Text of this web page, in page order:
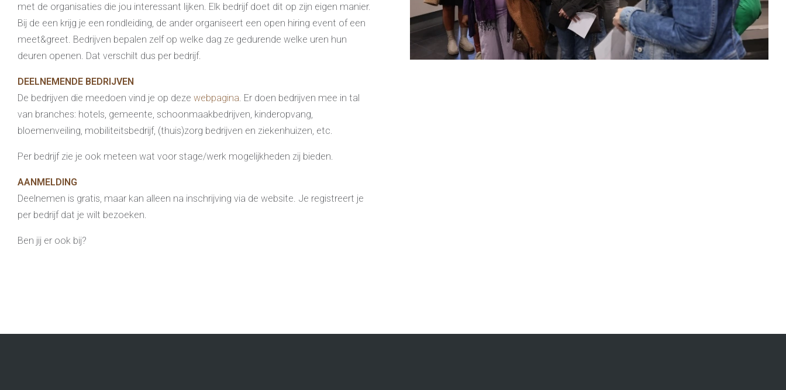
Aanvraag brochure 2026
Aanvraag hand-out LeerWerkburo
Werkgevers
Budgetcoaching on the job
met de organisaties die jou interessant lijken. Elk bedrijf doet dit op zijn eigen manier.
Bij de een krijg je een rondleiding, de ander organiseert een open hiring event of een
meet&greet. Bedrijven bepalen zelf op welke dag ze gedurende welke uren hun
deuren openen. Dat verschilt dus per bedrijf.
DEELNEMENDE BEDRIJVEN
De bedrijven die meedoen vind je op deze webpagina . Er doen bedrijven mee in tal
van branches: hotels, gemeente, schoonmaakbedrijven, kinderopvang,
bloemenveiling, mobiliteitsbedrijf, (thuis)zorg bedrijven en ziekenhuizen, etc.
Per bedrijf zie je ook meteen wat voor stage/werk mogelijkheden zij bieden.
AANMELDING
Deelnemen is gratis, maar kan alleen na inschrijving via de website. Je registreert je
per bedrijf dat je wilt bezoeken.
Ben jij er ook bij?